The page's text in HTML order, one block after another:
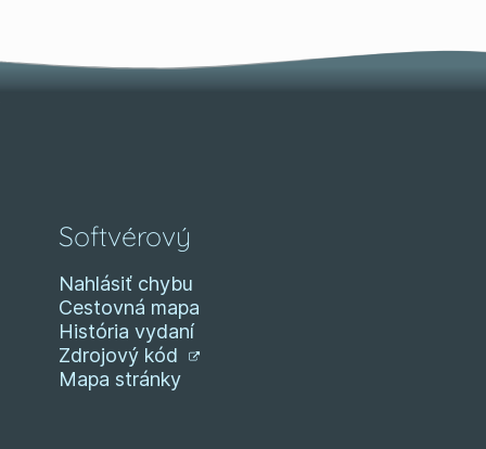
Softvérový
Nahlásiť chybu
Cestovná mapa
História vydaní
Zdrojový kód
Mapa stránky